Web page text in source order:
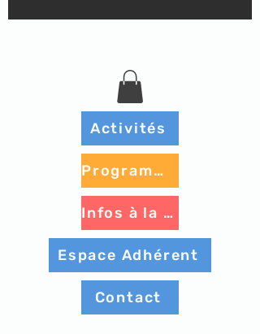
Activités
Contact
Espace Adhérent
Infos à la une
Programme à venir